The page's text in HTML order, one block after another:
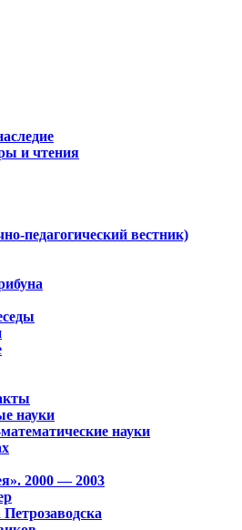
и чтения
педагогический вестник)
науки
науки
2000 — 2003